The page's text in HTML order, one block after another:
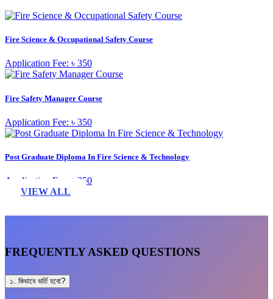
Fire Science & Occupational Safety Course
Application Fee: ৳ 350
Fire Safety Manager Course
Application Fee: ৳ 350
Post Graduate Diploma In Fire Science & Technology
Application Fee: ৳ 350
VIEW ALL
FREQUENTLY ASKED QUESTIONS
১. কিভাবে ভর্তি হবো?